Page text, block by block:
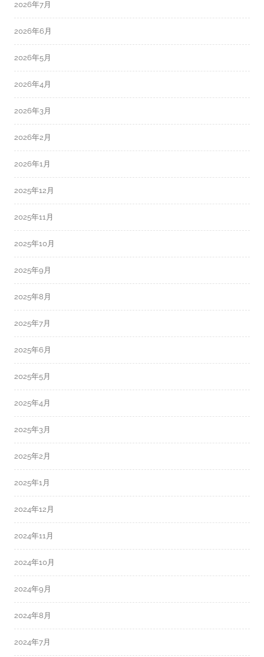
2026年7月
2026年6月
2026年5月
2026年4月
2026年3月
2026年2月
2026年1月
2025年12月
2025年11月
2025年10月
2025年9月
2025年8月
2025年7月
2025年6月
2025年5月
2025年4月
2025年3月
2025年2月
2025年1月
2024年12月
2024年11月
2024年10月
2024年9月
2024年8月
2024年7月